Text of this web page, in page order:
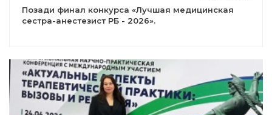
Позади финал конкурса «Лучшая медицинская
сестра-анестезист РБ - 2026».